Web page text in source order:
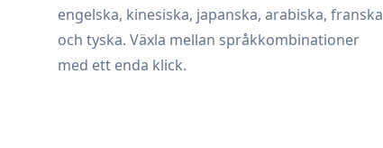
engelska, kinesiska, japanska, arabiska, franska
och tyska. Växla mellan språkkombinationer
med ett enda klick.